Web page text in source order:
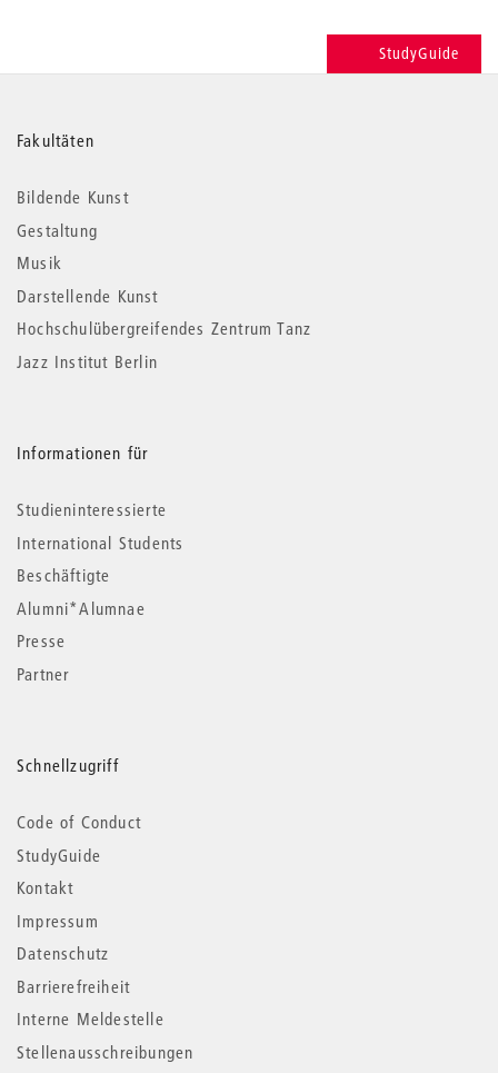
StudyGuide
Weitere
Informationen
Fakultäten
Bildende Kunst
Gestaltung
Musik
Darstellende Kunst
Hochschulübergreifendes Zentrum Tanz
Jazz Institut Berlin
Informationen für
Studieninteressierte
International Students
Beschäftigte
Alumni*Alumnae
Presse
Partner
Schnellzugriff
Code of Conduct
StudyGuide
Kontakt
Impressum
Datenschutz
Barrierefreiheit
Interne Meldestelle
Stellenausschreibungen